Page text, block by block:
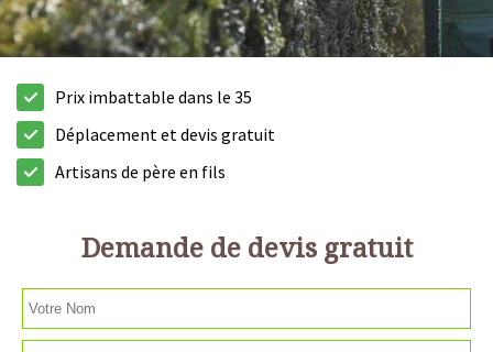
Prix imbattable dans le 35
Déplacement et devis gratuit
Artisans de père en fils
Demande de devis gratuit